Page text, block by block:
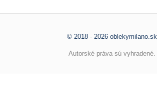
© 2018 - 2026 oblekymilano.sk
Autorské práva sú vyhradené.